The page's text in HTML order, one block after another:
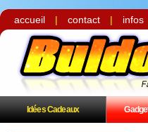
accueil | contact | infos
Idées Cadeaux